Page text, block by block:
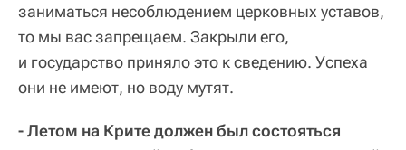
заниматься несоблюдением церковных уставов,
то мы вас запрещаем. Закрыли его,
и государство приняло это к сведению. Успеха
они не имеют, но воду мутят.
- Летом на Крите должен был состояться